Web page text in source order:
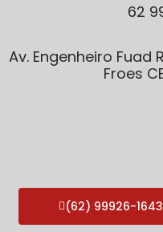
62
Av. Engenheiro Fuad
Froes
(62) 99926-1643